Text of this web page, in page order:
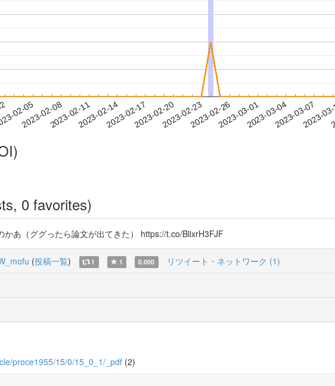
02-05
2023-02-082023-02-112023-02-142023-02-172023-02-202023-02-232023-02-262023-03-012023-03-042023-03-07
2023-
0 favorites)
あ（ググったら論文が出てきた） https://t.co/BlixrH3FJF
(投稿一覧) 1 1 0.000 リツイート・ネットワーク (1)
proce1955/15/0/15_0_1/_pdf (2)